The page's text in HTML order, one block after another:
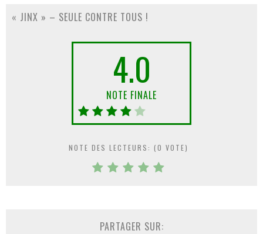
« JINX » – SEULE CONTRE TOUS !
4.0
NOTE FINALE
NOTE DES LECTEURS: (0 VOTE)
PARTAGER SUR: